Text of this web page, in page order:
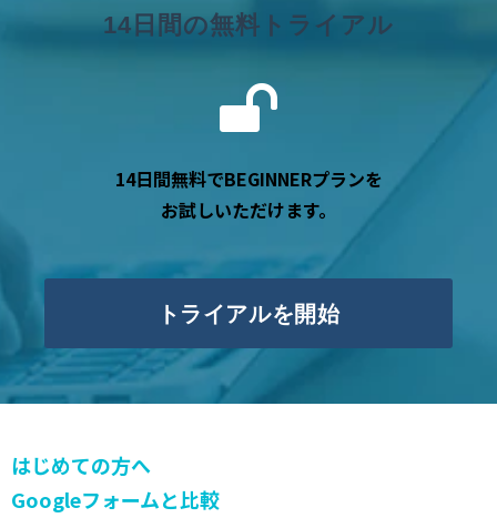
14日間の無料トライアル
14日間無料でBEGINNERプランを
お試しいただけます。
トライアルを開始
はじめての方へ
Googleフォームと比較